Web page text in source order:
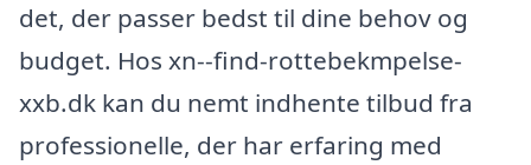
det, der passer bedst til dine behov og
budget. Hos xn--find-rottebekmpelse-
xxb.dk kan du nemt indhente tilbud fra
professionelle, der har erfaring med